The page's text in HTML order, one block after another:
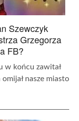
Szewczyk
Grzegorza
FB?
w końcu zawitał
nasze miasto